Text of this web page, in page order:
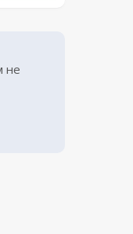
не